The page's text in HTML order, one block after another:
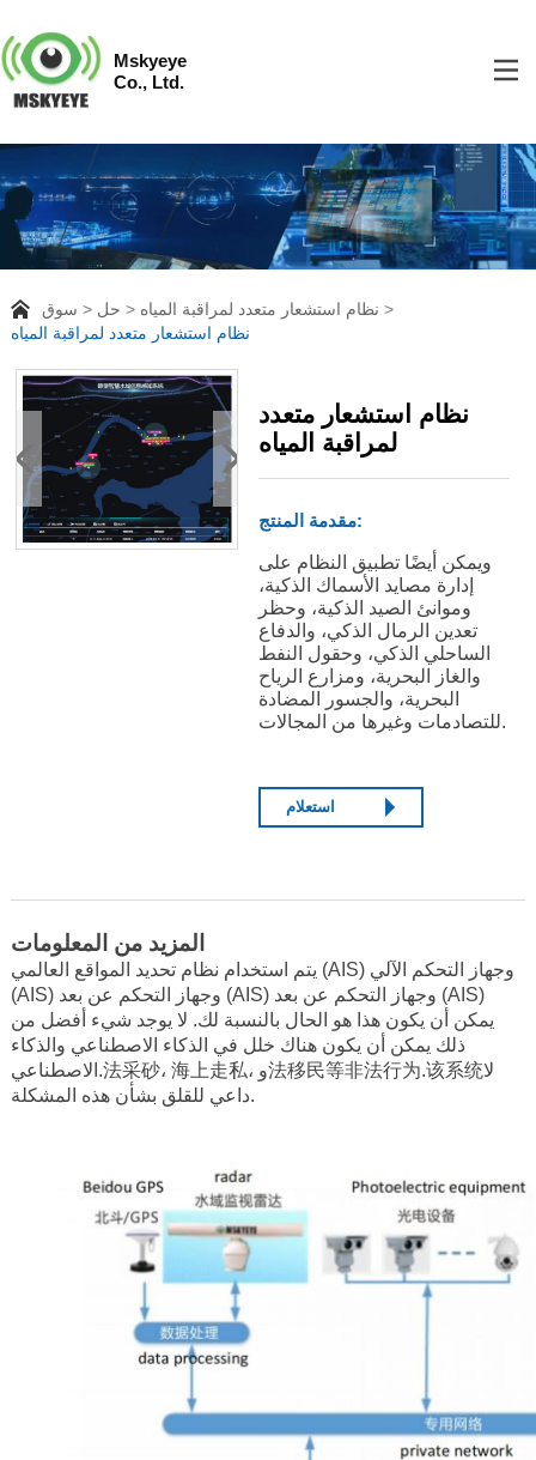
Mskyeye
Co., Ltd.
سوق حل
نظام استشعار متعدد لمراقبة المياه
نظام استشعار متعدد لمراقبة المياه
نظام استشعار متعدد
لمراقبة المياه
مقدمة المنتج:
ويمكن أيضًا تطبيق النظام على
إدارة مصايد الأسماك الذكية،
وموانئ الصيد الذكية، وحظر
تعدين الرمال الذكي، والدفاع
الساحلي الذكي، وحقول النفط
والغاز البحرية، ومزارع الرياح
البحرية، والجسور المضادة
للتصادمات وغيرها من المجالات.
استعلام
المزيد من المعلومات
يتم استخدام نظام تحديد المواقع العالمي (AIS) وجهاز التحكم الآلي
(AIS) وجهاز التحكم عن بعد (AIS) وجهاز التحكم عن بعد (AIS)
يمكن أن يكون هذا هو الحال بالنسبة لك. لا يوجد شيء أفضل من
ذلك يمكن أن يكون هناك خلل في الذكاء الاصطناعي والذكاء
الاصطناعي.法采砂، 海上走私، و法移民等非法行为.该系统لا
داعي للقلق بشأن هذه المشكلة.